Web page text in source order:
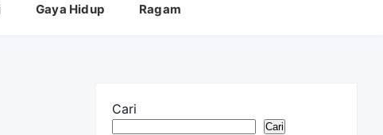
Gaya Hidup Ragam
Cari
Cari